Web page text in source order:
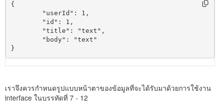
{
}
เราจึงควรกำหนดรูปแบบหน้าตาของข้อมูลที่จะได้รับมาด้วยการใช้งาน
interface ในบรรทัดที่ 7 - 12